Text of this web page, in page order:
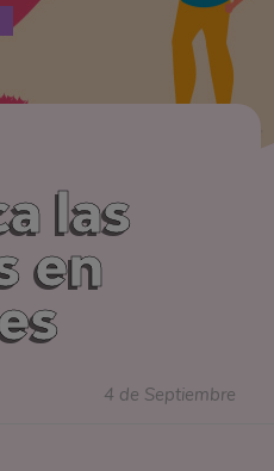
las
en
4 de Septiembre